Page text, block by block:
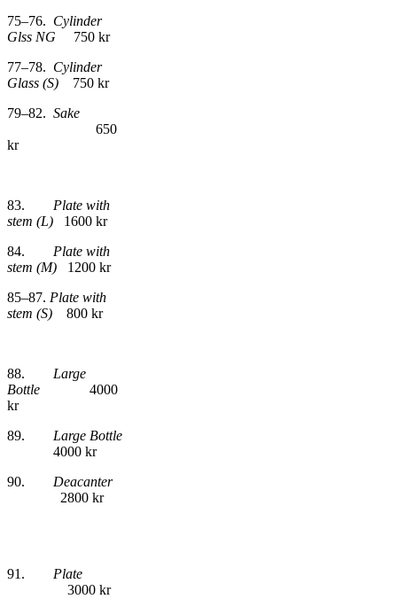
75–76. Cylinder
Glss NG
750 kr
77–78. Cylinder
Glass (S) 750 kr
79–82. Sake
650
kr
83. Plate with
stem (L) 1600 kr
84. Plate with
stem (M) 1200 kr
85–87. Plate with
stem (S) 800 kr
88. Large
Bottle
4000
kr
89. Large Bottle
4000 kr
90. Deacanter
2800 kr
91. Plate
3000 kr